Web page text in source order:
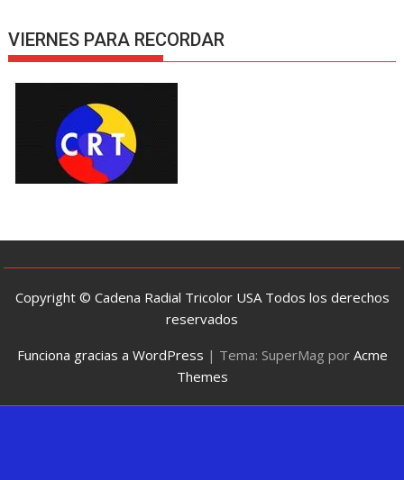
VIERNES PARA RECORDAR
Copyright © Cadena Radial Tricolor USA Todos los derechos
reservados
Funciona gracias a WordPress | Tema: SuperMag por Acme
Themes